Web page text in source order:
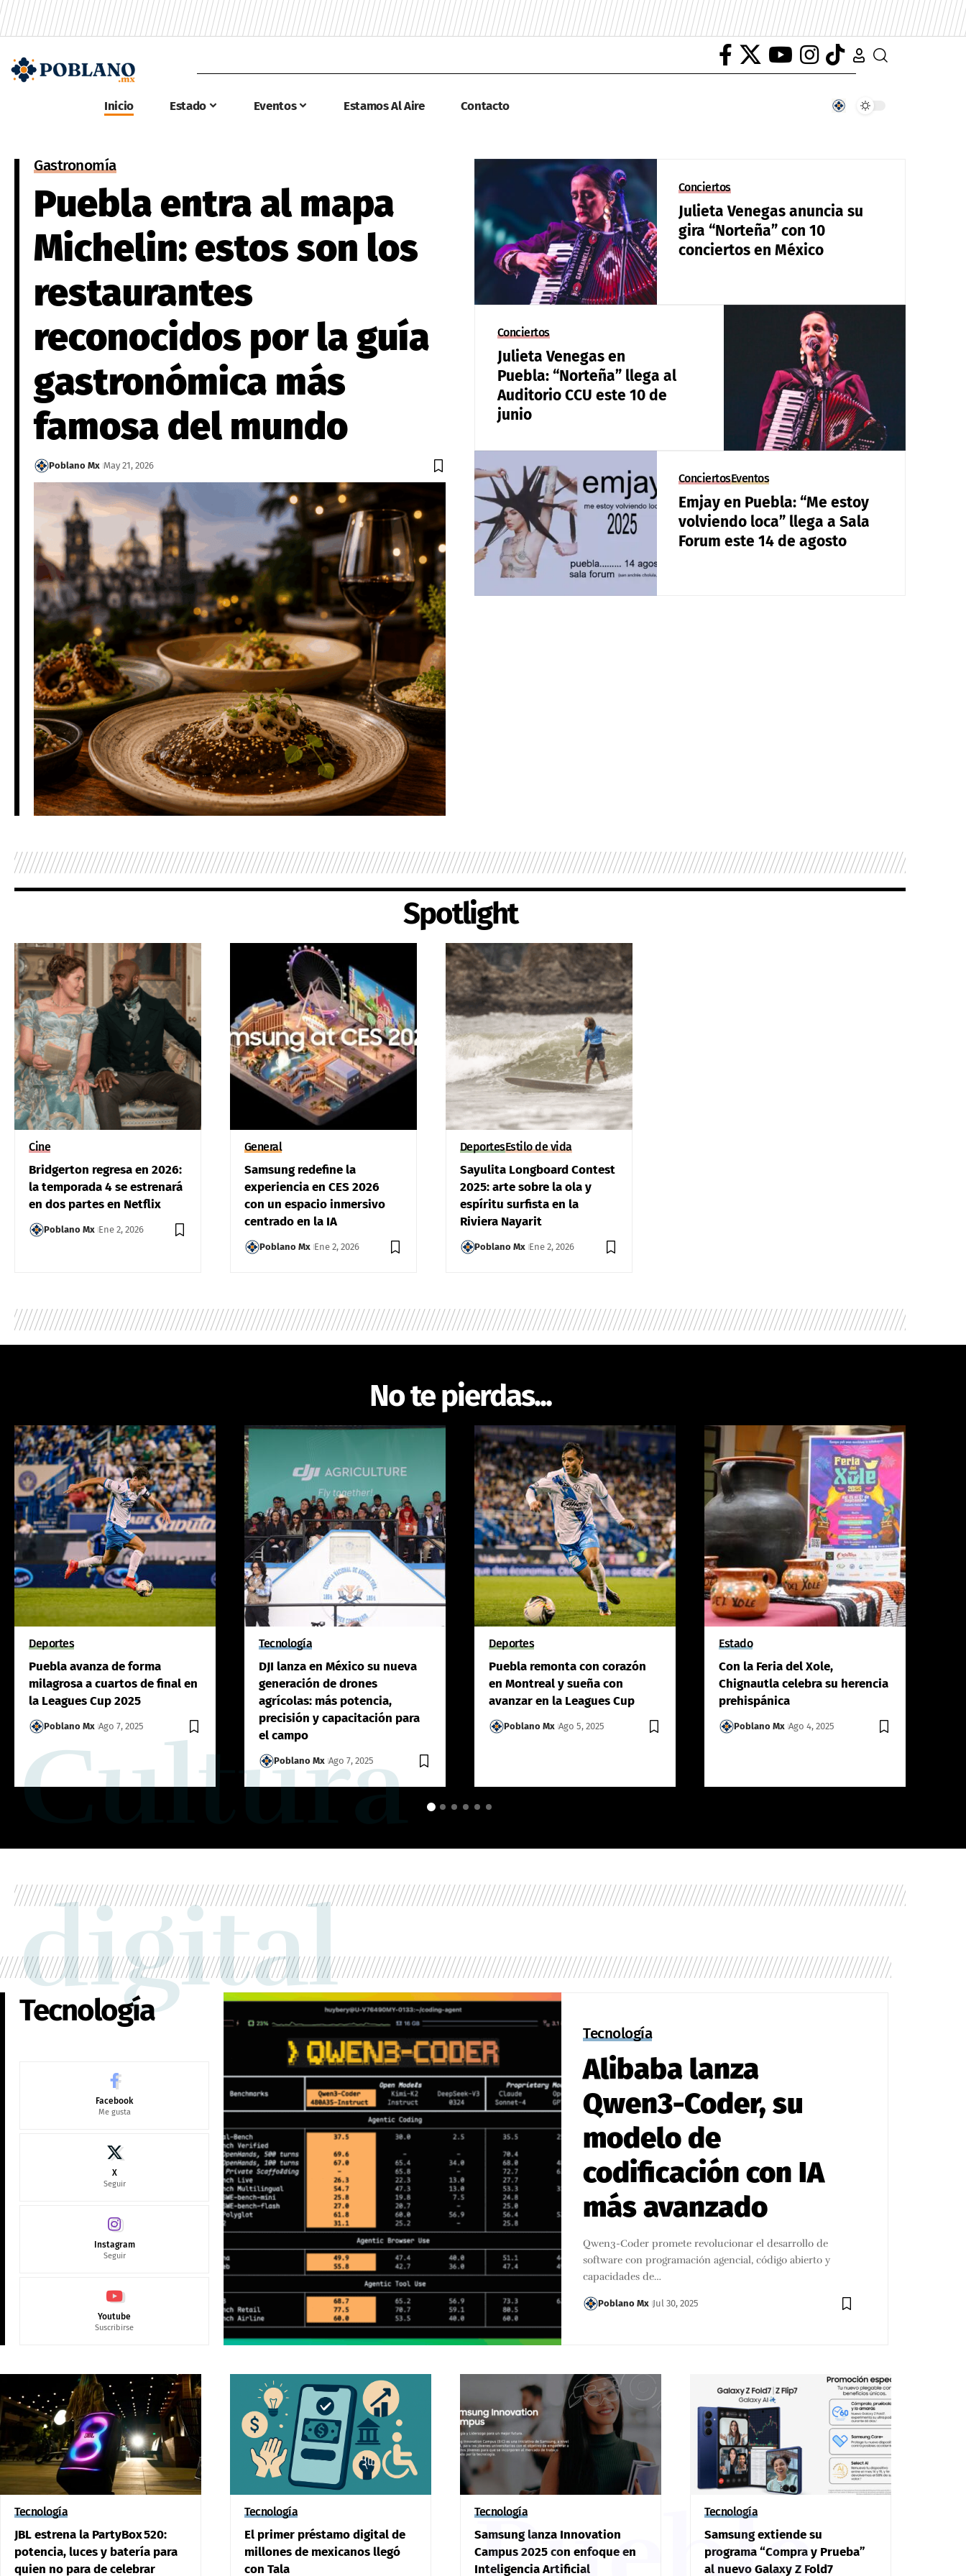
Inicio Estado Eventos Estamos Al Aire Contacto
Gastronomía
Puebla entra al mapa
Michelin: estos son los
restaurantes
reconocidos por la guía
gastronómica más
famosa del mundo
Poblano Mx May 21, 2026
Conciertos
Julieta Venegas anuncia su
gira “Norteña” con 10
conciertos en México
Conciertos
Julieta Venegas en
Puebla: “Norteña” llega al
Auditorio CCU este 10 de
junio
ConciertosEventos
Emjay en Puebla: “Me estoy
volviendo loca” llega a Sala
Forum este 14 de agosto
Spotlight
Cine
Bridgerton regresa en 2026:
la temporada 4 se estrenará
en dos partes en Netflix
Poblano Mx Ene 2, 2026
General
Samsung redefine la
experiencia en CES 2026
con un espacio inmersivo
centrado en la IA
Poblano Mx Ene 2, 2026
DeportesEstilo de vida
Sayulita Longboard Contest
2025: arte sobre la ola y
espíritu surfista en la
Riviera Nayarit
Poblano Mx Ene 2, 2026
No te pierdas...
Deportes
Puebla avanza de forma
milagrosa a cuartos de final en
la Leagues Cup 2025
Poblano Mx Ago 7, 2025
Tecnología
DJI lanza en México su nueva
generación de drones
agrícolas: más potencia,
precisión y capacitación para
el campo
Poblano Mx Ago 7, 2025
Deportes
Puebla remonta con corazón
en Montreal y sueña con
avanzar en la Leagues Cup
Poblano Mx Ago 5, 2025
Estado
Con la Feria del Xole,
Chignautla celebra su herencia
prehispánica
Poblano Mx Ago 4, 2025
Tecnología
Cultura
digital
Facebook
Me gusta
X
Seguir
Instagram
Seguir
Youtube
Suscribirse
Tecnología
Alibaba lanza
Qwen3-Coder, su
modelo de
codificación con IA
más avanzado
Qwen3-Coder promete revolucionar el desarrollo de
software con programación agencial, código abierto y
capacidades de…
Poblano Mx Jul 30, 2025
Tecnología
JBL estrena la PartyBox 520:
potencia, luces y batería para
quien no para de celebrar
Tecnología
El primer préstamo digital de
millones de mexicanos llegó
con Tala
Tecnología
Samsung lanza Innovation
Campus 2025 con enfoque en
Inteligencia Artificial
Tecnología
Samsung extiende su
programa “Compra y Prueba”
al nuevo Galaxy Z Fold7